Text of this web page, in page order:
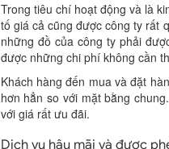
Trong tiêu chí hoạt động và là
tố giá cả cũng được công ty rất
những đồ của công ty phải
được những chi phí không cần
Khách hàng đến mua và đặt
hơn hẳn so với mặt bằng
với giá rất ưu đãi.
Dịch vụ hậu mãi và được